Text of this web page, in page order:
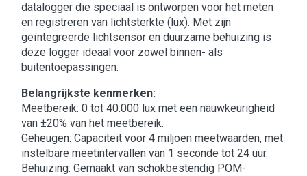
datalogger die speciaal is ontworpen voor het meten
en registreren van lichtsterkte (lux). Met zijn
geïntegreerde lichtsensor en duurzame behuizing is
deze logger ideaal voor zowel binnen- als
buitentoepassingen.
Belangrijkste kenmerken:
Meetbereik: 0 tot 40.000 lux met een nauwkeurigheid
van ±20% van het meetbereik.
Geheugen: Capaciteit voor 4 miljoen meetwaarden, met
instelbare meetintervallen van 1 seconde tot 24 uur.
Behuizing: Gemaakt van schokbestendig POM-